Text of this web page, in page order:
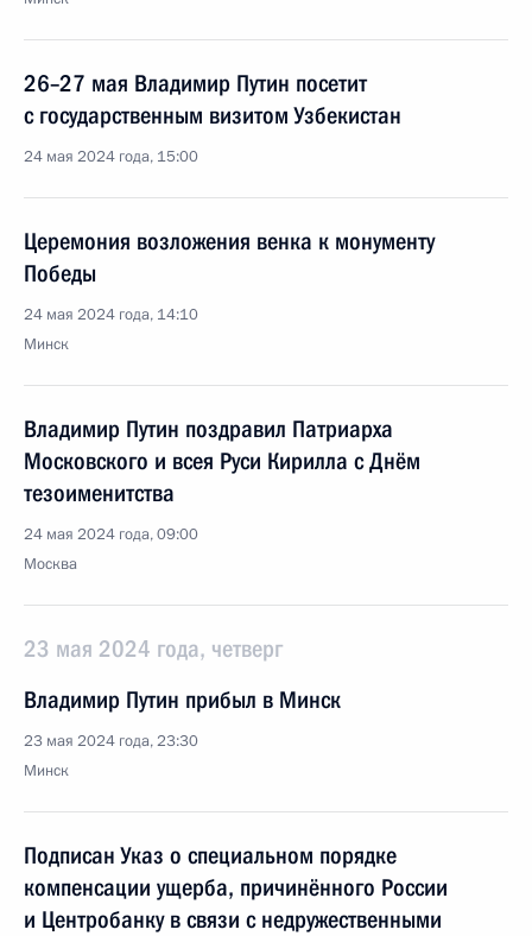
26–27 мая Владимир Путин посетит
с государственным визитом Узбекистан
24 мая 2024 года, 15:00
Церемония возложения венка к монументу
Победы
24 мая 2024 года, 14:10
Минск
Владимир Путин поздравил Патриарха
Московского и всея Руси Кирилла с Днём
тезоименитства
24 мая 2024 года, 09:00
Москва
23 мая 2024 года, четверг
Владимир Путин прибыл в Минск
23 мая 2024 года, 23:30
Минск
Подписан Указ о специальном порядке
компенсации ущерба, причинённого России
и Центробанку в связи с недружественными